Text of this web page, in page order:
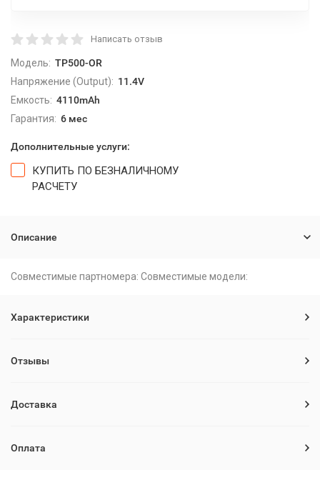
Написать отзыв
Модель: TP500-OR
Напряжение (Output): 11.4V
Емкость: 4110mAh
Гарантия: 6 мес
Дополнительные услуги:
КУПИТЬ ПО БЕЗНАЛИЧНОМУ
РАСЧЕТУ
Описание
Совместимые партномера: Совместимые модели:
Характеристики
Отзывы
Доставка
Оплата